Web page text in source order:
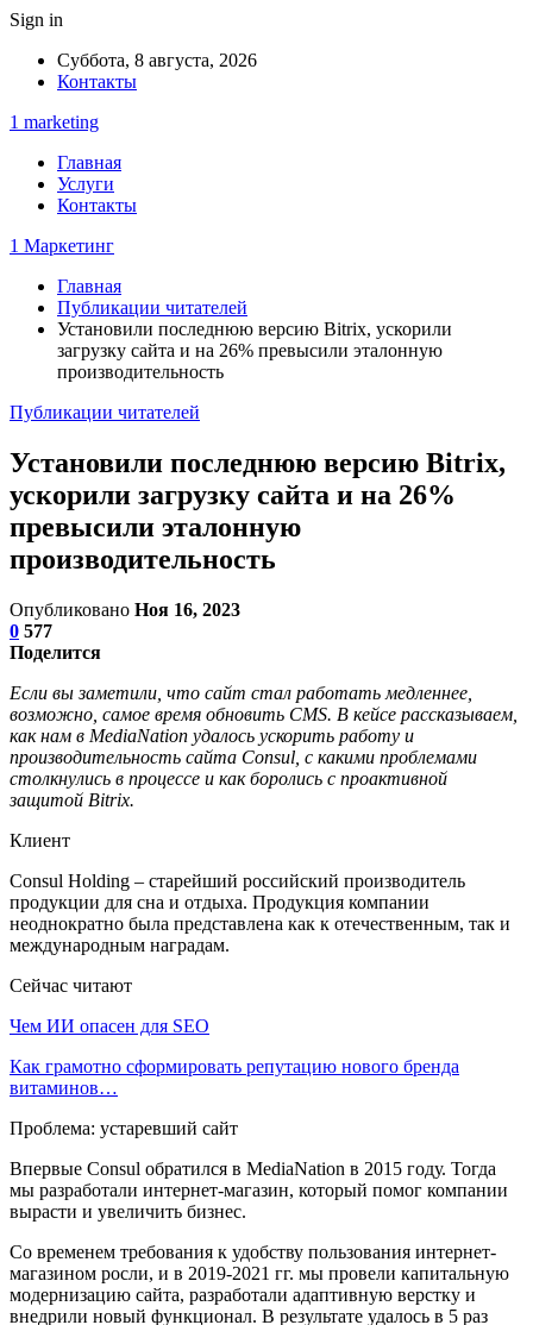
Sign in
Суббота, 8 августа, 2026
Контакты
1 marketing
Главная
Услуги
Контакты
1 Маркетинг
Главная
Публикации читателей
Установили последнюю версию Bitrix, ускорили
загрузку сайта и на 26% превысили эталонную
производительность
Публикации читателей
Установили последнюю версию Bitrix,
ускорили загрузку сайта и на 26%
превысили эталонную
производительность
Опубликовано Ноя 16, 2023
0 577
Поделится
Если вы заметили, что сайт стал работать медленнее,
возможно, самое время обновить CMS. В кейсе рассказываем,
как нам в MediaNation удалось ускорить работу и
производительность сайта Consul, с какими проблемами
столкнулись в процессе и как боролись с проактивной
защитой Bitrix.
Клиент
Consul Holding – старейший российский производитель
продукции для сна и отдыха. Продукция компании
неоднократно была представлена как к отечественным, так и
международным наградам.
Сейчас читают
Чем ИИ опасен для SEO
Как грамотно сформировать репутацию нового бренда
витаминов…
Проблема: устаревший сайт
Впервые Consul обратился в MediaNation в 2015 году. Тогда
мы разработали интернет-магазин, который помог компании
вырасти и увеличить бизнес.
Со временем требования к удобству пользования интернет-
магазином росли, и в 2019-2021 гг. мы провели капитальную
модернизацию сайта, разработали адаптивную верстку и
внедрили новый функционал. В результате удалось в 5 раз